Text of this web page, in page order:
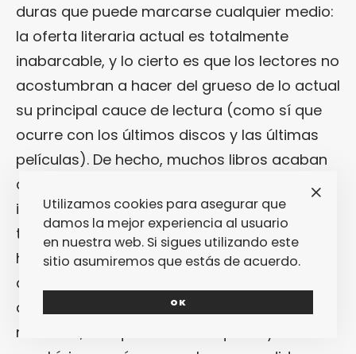
duras que puede marcarse cualquier medio:
la oferta literaria actual es totalmente
inabarcable, y lo cierto es que los lectores no
acostumbran a hacer del grueso de lo actual
su principal cauce de lectura (como sí que
ocurre con los últimos discos y las últimas
películas). De hecho, muchos libros acaban
creciendo con el tiempo, revelándose como
imprescindibles unos años después… Pese a
todo lo dicho, en Fantastic Plastic Mag no
hemos queridos dejar pasar la oportunidad
de hacer «nuestra» lista de los mejores libros
de 2010. Aquí están los que hemos leído
nosotros, aunque sabemos que hay
Utilizamos cookies para asegurar que
damos la mejor experiencia al usuario
en nuestra web. Si sigues utilizando este
sitio asumiremos que estás de acuerdo.
OK